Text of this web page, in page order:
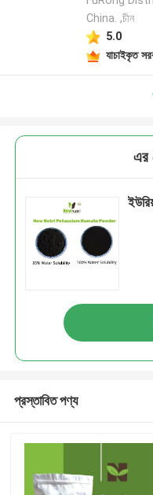
China. ,চীন
5.0
যাচাইকৃত
এর
প্রস্তাবিত পণ্য